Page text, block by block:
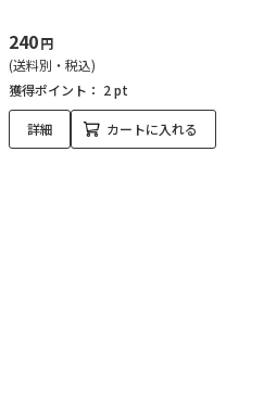
240円
(送料別・税込)
獲得ポイント： 2 pt
詳細 カートに入れる